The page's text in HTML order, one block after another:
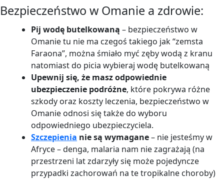
Bezpieczeństwo w Omanie a zdrowie:
Pij wodę butelkowaną – bezpieczeństwo w
Omanie tu nie ma czegoś takiego jak “zemsta
Faraona”, można śmiało myć zęby wodą z kranu
natomiast do picia wybieraj wodę butelkowaną
Upewnij się, że masz odpowiednie
ubezpieczenie podróżne, które pokrywa różne
szkody oraz koszty leczenia, bezpieczeństwo w
Omanie odnosi się także do wyboru
odpowiedniego ubezpieczyciela.
Szczepienia nie są wymagane– nie jesteśmy w
Afryce – denga, malaria nam nie zagrażają (na
przestrzeni lat zdarzyły się może pojedyncze
przypadki zachorowań na te tropikalne choroby)